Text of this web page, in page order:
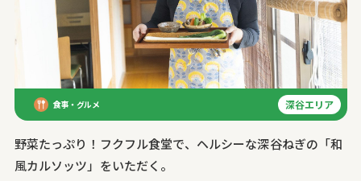
食事・グルメ 深谷エリア
野菜たっぷり！フクフル食堂で、ヘルシーな深谷ねぎの「和
風カルソッツ」をいただく。